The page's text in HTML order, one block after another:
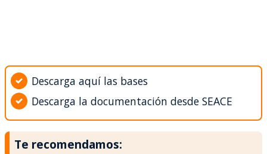
Descarga aquí las bases
Descarga la documentación desde SEACE
Te recomendamos: